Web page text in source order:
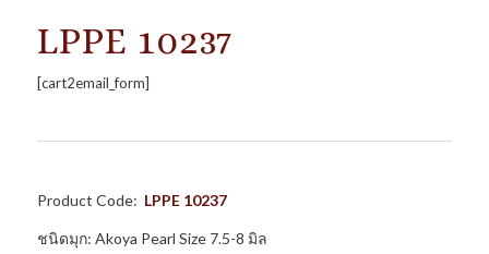
LPPE 10237
[cart2email_form]
Product Code: LPPE 10237
ชนิดมุก: Akoya Pearl Size 7.5-8 มิล